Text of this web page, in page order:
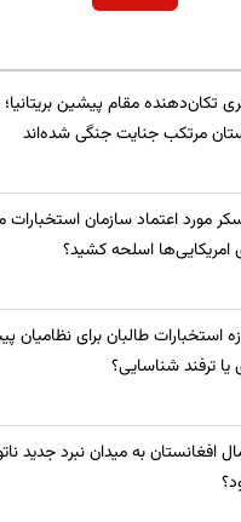
تکان‌دهنده مقام پیشین
مرتکب جنایت جنگی شده‌اند
مورد اعتماد سازمان استخبارات
امریکایی‌ها اسلحه کشید؟
استخبارات طالبان برای
یا ترفند شناسایی؟
افغانستان به میدان نبرد جدید